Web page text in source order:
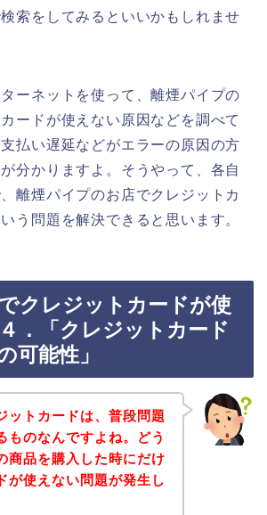
索をしてみるといいかもしれませ
ーネットを使って、離煙パイプの
ードが使えない原因などを調べて
払い遅延などがエラーの原因の方
分かりますよ。そうやって、各自
離煙パイプのお店でクレジットカ
う問題を解決できると思います。
クレジットカードが使
．「クレジットカード
可能性」
ットカードは、普段問題
ものなんですよね。どう
商品を購入した時にだけ
が使えない問題が発生し